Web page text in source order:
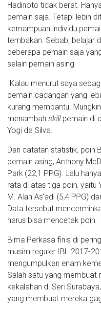
Hadinoto tidak berat.
pemain saja. Tetapi lebih
kemampuan individu
tembakan. Sebab, belajar
beberapa pemain saja
selain pemain asing.
"Kalau menurut saya
pemain cadangan yang
kurang membantu.
menambah skillpemain di
Yogi da Silva.
Dari catatan statistik, poin
pemain asing, Anthony
Park (22,1 PPG). Lalu
rata di atas tiga poin, yaitu
M. Alan As'adi (5,4 PPG)
Data tersebut
harus bisa mencetak poin.
Bima Perkasa finis di
musim reguler IBL 2017-
mengumpulkan enam
Salah satu yang membuat
kekalahan di Seri
yang membuat mereka